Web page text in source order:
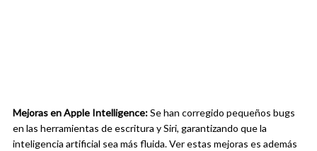
Mejoras en Apple Intelligence:Se han corregido pequeños bugs
en las herramientas de escritura y Siri, garantizando que la
inteligencia artificial sea más fluida. Ver estas mejoras es además